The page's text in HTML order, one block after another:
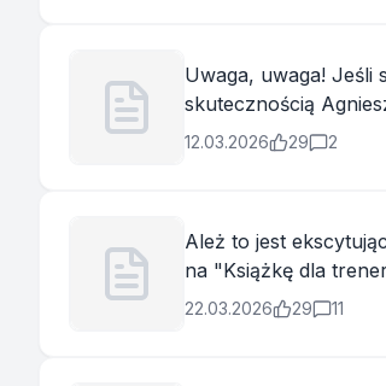
Uwaga, uwaga! Jeśli
skutecznością
12.03.2026 29 2
Ależ to jest ekscytujący news! :) Nasza książka otrzymała nominację do drugiej tury
na "Książkę dla trenera" i "Książkę dla Biznesu"
chęci dzielenia się
22.03.2026 29 11